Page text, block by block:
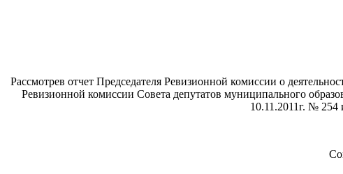
Рассмотрев отчет Председателя Ревизионной комиссии о
Ревизионной комиссии Совета депутатов муниципального
10.11.2011г. № 254